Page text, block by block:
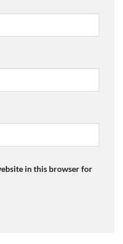
in this browser for